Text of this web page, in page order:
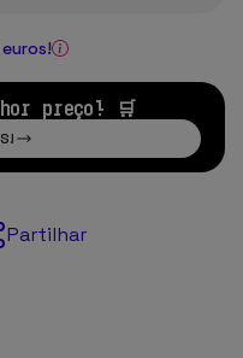
preço! 🛒
Partilhar